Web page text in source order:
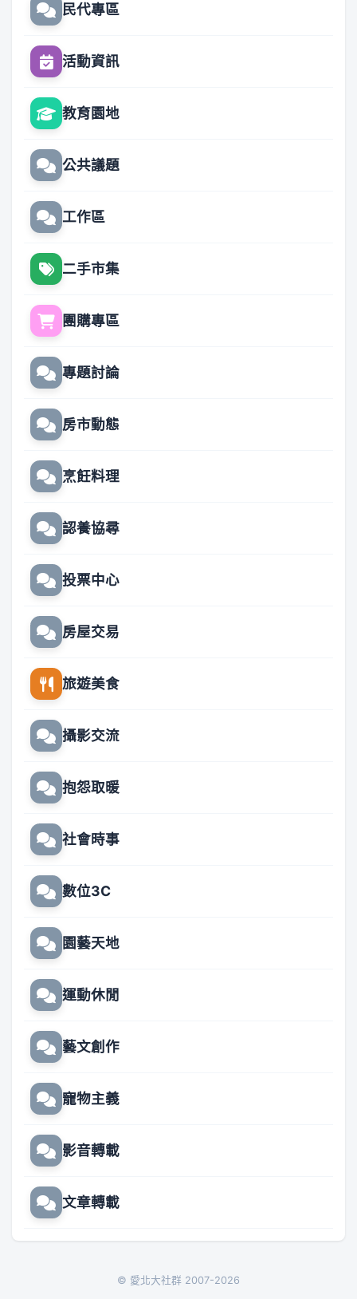
民代專區
活動資訊
教育園地
公共議題
工作區
二手市集
團購專區
專題討論
房市動態
烹飪料理
認養協尋
投票中心
房屋交易
旅遊美食
攝影交流
抱怨取暖
社會時事
數位3C
園藝天地
運動休閒
藝文創作
寵物主義
影音轉載
文章轉載
© 愛北大社群 2007-2026